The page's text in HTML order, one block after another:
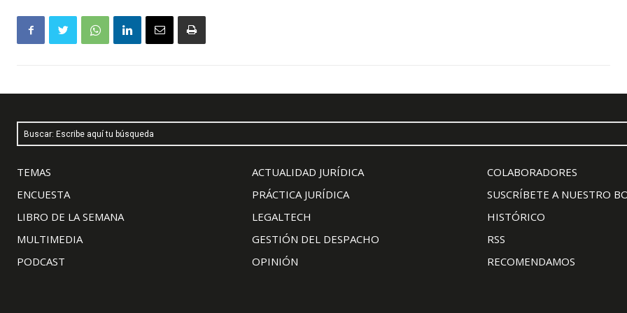
Buscar: Escribe aquí tu búsqueda
TEMAS
ENCUESTA
LIBRO DE LA SEMANA
MULTIMEDIA
PODCAST
ACTUALIDAD JURÍDICA
PRÁCTICA JURÍDICA
LEGALTECH
GESTIÓN DEL DESPACHO
OPINIÓN
COLABORADORES
SUSCRÍBETE A NUESTRO
HISTÓRICO
RSS
RECOMENDAMOS